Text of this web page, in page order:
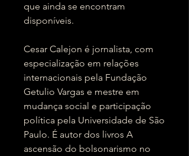
que ainda se encontram
disponíveis.
Cesar Calejon é jornalista, com
especialização em relações
internacionais pela Fundação
Getulio Vargas e mestre em
mudança social e participação
política pela Universidade de São
Paulo. É autor dos livros A
ascensão do bolsonarismo no